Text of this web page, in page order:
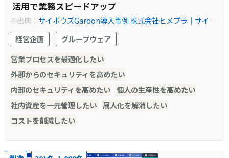
活用で業務スピードアップ
※出典： サイボウズGaroon導入事例 株式会社ヒメプラ｜サイボ
ウズ Garoon（ガルーン）
経営企画
グループウェア
営業プロセスを最適化したい
外部からのセキュリティを高めたい
内部のセキュリティを高めたい 個人の生産性を高めたい
社内資産を一元管理したい
属人化を解消したい
コストを削減したい